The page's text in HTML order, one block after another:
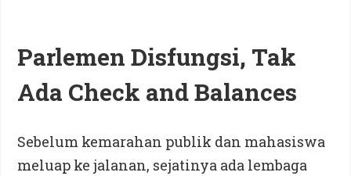
Parlemen Disfungsi, Tak
Ada Check and Balances
Sebelum kemarahan publik dan mahasiswa
meluap ke jalanan, sejatinya ada lembaga